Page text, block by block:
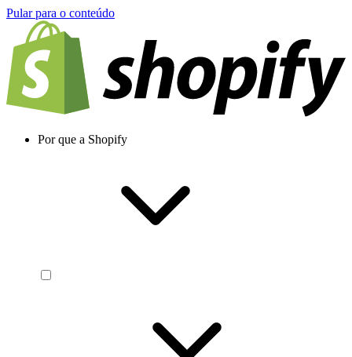
Pular para o conteúdo
Por que a Shopify